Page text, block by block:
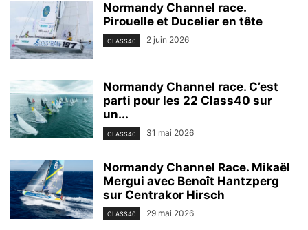
Normandy Channel race.
Pirouelle et Ducelier en tête
CLASS40 2 juin 2026
Normandy Channel race. C’est
parti pour les 22 Class40 sur
un...
CLASS40 31 mai 2026
Normandy Channel Race. Mikaël
Mergui avec Benoît Hantzperg
sur Centrakor Hirsch
CLASS40 29 mai 2026